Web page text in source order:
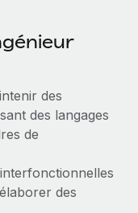
en toute
de vos
:
des
les entreprises de
des
des langages
de
des